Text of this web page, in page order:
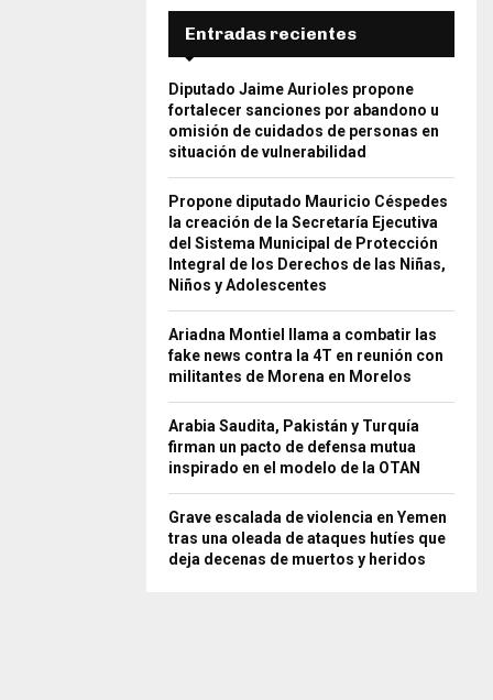
Entradas recientes
Diputado Jaime Aurioles propone
fortalecer sanciones por abandono u
omisión de cuidados de personas en
situación de vulnerabilidad
Propone diputado Mauricio Céspedes
la creación de la Secretaría Ejecutiva
del Sistema Municipal de Protección
Integral de los Derechos de las Niñas,
Niños y Adolescentes
Ariadna Montiel llama a combatir las
fake news contra la 4T en reunión con
militantes de Morena en Morelos
Arabia Saudita, Pakistán y Turquía
firman un pacto de defensa mutua
inspirado en el modelo de la OTAN
Grave escalada de violencia en Yemen
tras una oleada de ataques hutíes que
deja decenas de muertos y heridos